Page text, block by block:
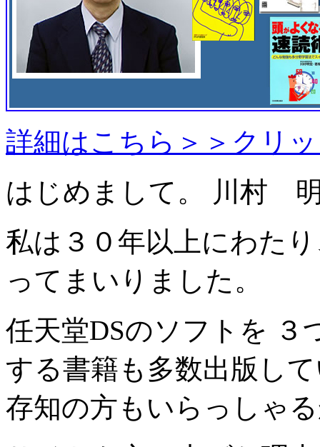
詳細はこちら＞＞クリ
はじめまして。 川村
私は３０年以上にわた
ってまいりました。
任天堂DSのソフトを ３
する書籍も多数出版し
存知の方もいらっしゃ